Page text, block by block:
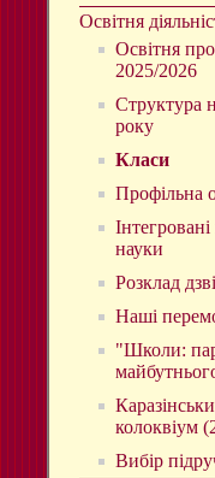
Освітня
Освітня
2025/2026
Структура
року
Класи
Профільна
науки
Розклад
Наші
"Школи:
колоквіум
Вибір